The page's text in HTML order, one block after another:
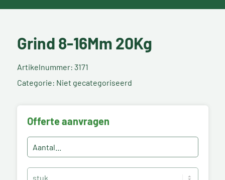
Grind 8-16Mm 20Kg
Artikelnummer: 3171
Categorie: Niet gecategoriseerd
Offerte aanvragen